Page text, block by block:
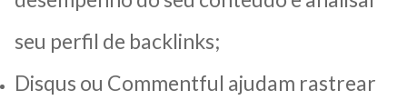
seu perfil de backlinks;
Disqus ou Commentful ajudam rastrear